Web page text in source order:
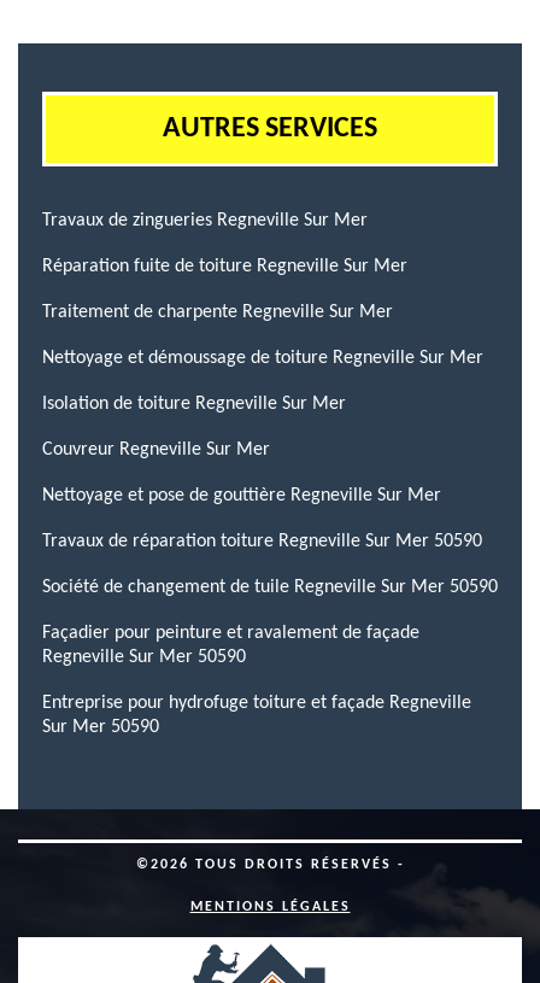
AUTRES SERVICES
Travaux de zingueries Regneville Sur Mer
Réparation fuite de toiture Regneville Sur Mer
Traitement de charpente Regneville Sur Mer
Nettoyage et démoussage de toiture Regneville Sur Mer
Isolation de toiture Regneville Sur Mer
Couvreur Regneville Sur Mer
Nettoyage et pose de gouttière Regneville Sur Mer
Travaux de réparation toiture Regneville Sur Mer 50590
Société de changement de tuile Regneville Sur Mer 50590
Façadier pour peinture et ravalement de façade
Regneville Sur Mer 50590
Entreprise pour hydrofuge toiture et façade Regneville
Sur Mer 50590
©2026 TOUS DROITS RÉSERVÉS -
MENTIONS LÉGALES